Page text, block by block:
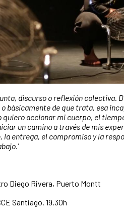
discurso o reflexión colectiva.
básicamente de que trata, esa
quiero accionar mi cuerpo, el
un camino a través de mis
la entrega, el compromiso y la
Diego Rivera, Puerto Montt
Santiago. 19.30h